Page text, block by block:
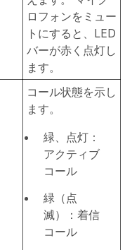
ロフォンをミュー
トにすると、LED
バーが赤く点灯し
ます。
コール状態を示し
ます。
緑、点灯：
アクティブ
コール
緑（点
滅）：着信
コール